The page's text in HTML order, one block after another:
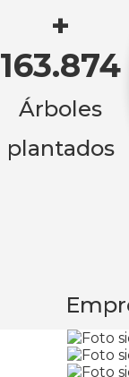
+
163.874
Árboles
plantados